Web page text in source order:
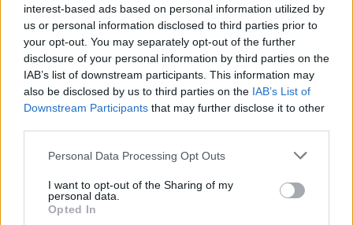
interest-based ads based on personal information utilized by
us or personal information disclosed to third parties prior to
your opt-out. You may separately opt-out of the further
disclosure of your personal information by third parties on the
IAB’s list of downstream participants. This information may
also be disclosed by us to third parties on the IAB’s List of
Downstream Participants that may further disclose it to other
Please note that this website/app uses one or more Google
not limited to your visit or usage behaviour. You may click to
grant or deny consent to Google and its third-party tags to
use your data for below specified purposes in below Google
Personal Data Processing Opt Outs
I want to opt-out of the Sharing of my
personal data.
Opted In